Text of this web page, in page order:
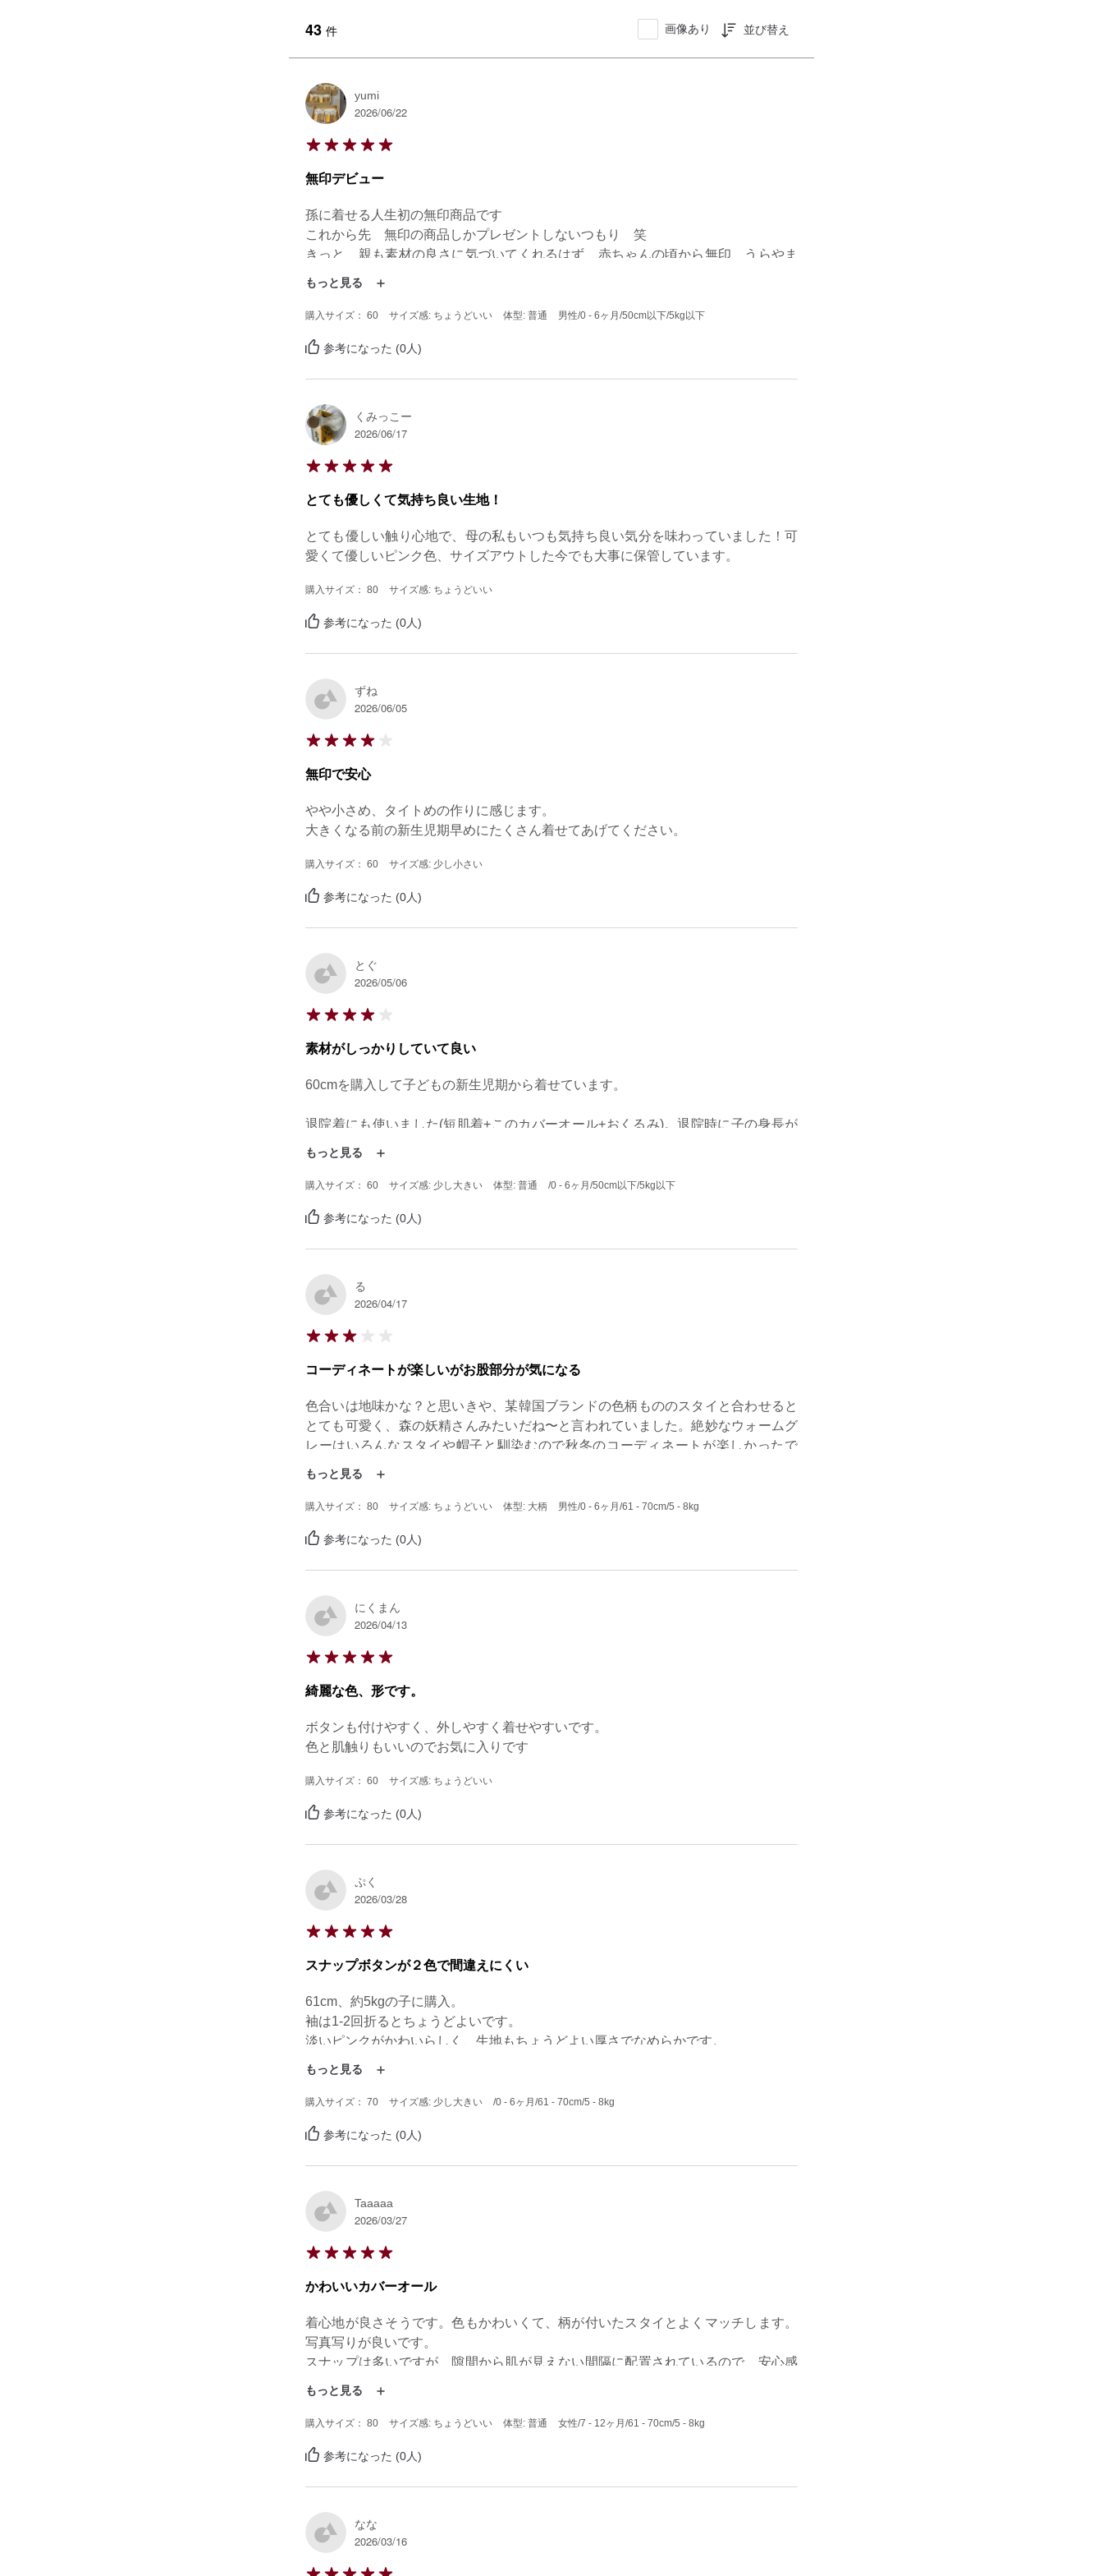
43 件 画像あり 並び替え
yumi
2026/06/22
無印デビュー
孫に着せる人生初の無印商品です
これから先　無印の商品しかプレゼントしないつもり　笑
きっと　親も素材の良さに気づいてくれるはず　赤ちゃんの頃から無印　うらやま
しいよー笑
もっと見る
購入サイズ： 60 サイズ感: ちょうどいい 体型: 普通 男性/0 - 6ヶ月 /50cm以下/5kg以下
参考になった (0人)
くみっこー
2026/06/17
とても優しくて気持ち良い生地！
とても優しい触り心地で、母の私もいつも気持ち良い気分を味わっていました！可
愛くて優しいピンク色、サイズアウトした今でも大事に保管しています。
購入サイズ： 80 サイズ感: ちょうどいい
参考になった (0人)
ずね
2026/06/05
無印で安心
やや小さめ、タイトめの作りに感じます。
大きくなる前の新生児期早めにたくさん着せてあげてください。
購入サイズ： 60 サイズ感: 少し小さい
参考になった (0人)
とぐ
2026/05/06
素材がしっかりしていて良い
60cmを購入して子どもの新生児期から着せています。
退院着にも使いました(短肌着+このカバーオール+おくるみ)。退院時に子の身長が
45cm前後だったためやや大きかったですが袖を折って着せました。現在は50cmく
す。
もっと見る
購入サイズ： 60 サイズ感: 少し大きい 体型: 普通 /0 - 6ヶ月 /50cm以下/5kg以下
参考になった (0人)
る
2026/04/17
コーディネートが楽しいがお股部分が気になる
色合いは地味かな？と思いきや、某韓国ブランドの色柄もののスタイと合わせると
とても可愛く、森の妖精さんみたいだね〜と言われていました。絶妙なウォームグ
レーはいろんなスタイや帽子と馴染むので秋冬のコーディネートが楽しかったで
す。頻繁に乾燥機を使用しても毛玉も出ず、へたれませんでした。ただ、残念な点
ンナー（オムツやボディースーツ）が見えてしまいがちでした。（ブカブカの購入
もっと見る
購入サイズ： 80 サイズ感: ちょうどいい 体型: 大柄 男性/0 - 6ヶ月 /61 - 70cm/5 - 8kg
参考になった (0人)
にくまん
2026/04/13
綺麗な色、形です。
ボタンも付けやすく、外しやすく着せやすいです。
色と肌触りもいいのでお気に入りです
購入サイズ： 60 サイズ感: ちょうどいい
参考になった (0人)
ぷく
2026/03/28
スナップボタンが２色で間違えにくい
61cm、約5kgの子に購入。
袖は1-2回折るとちょうどよいです。
淡いピンクがかわいらしく、生地もちょうどよい厚さでなめらかです。
スナップボタンの色が２色交互になっているので、股下も間違えることなくとめら
もっと見る
購入サイズ： 70 サイズ感: 少し大きい /0 - 6ヶ月 /61 - 70cm/5 - 8kg
参考になった (0人)
Taaaaa
2026/03/27
かわいいカバーオール
着心地が良さそうです。色もかわいくて、柄が付いたスタイとよくマッチします。
写真写りが良いです。
スナップは多いですが、隙間から肌が見えない間隔に配置されているので、安心感
があります。
高いかなぁと思います。
もっと見る
購入サイズ： 80 サイズ感: ちょうどいい 体型: 普通 女性/7 - 12ヶ月 /61 - 70cm/5 - 8kg
参考になった (0人)
なな
2026/03/16